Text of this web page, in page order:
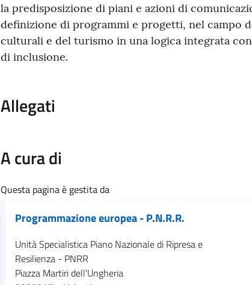
la predisposizione di piani e azioni di
definizione di programmi e progetti, nel campo
culturali e del turismo in una logica integrata
di inclusione.
Allegati
A cura di
Questa pagina è gestita da
Programmazione europea - P.N.R.R.
Unità Specialistica Piano Nazionale di Ripresa e
Resilienza - PNRR
Piazza Martiri dell'Ungheria